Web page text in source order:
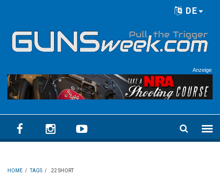
DE
Anzeige
HOME / TAGS / .22 SHORT